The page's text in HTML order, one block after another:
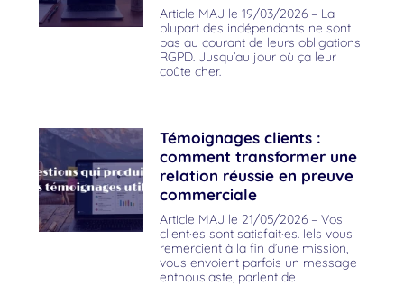
Article MAJ le 19/03/2026 – La
plupart des indépendants ne sont
pas au courant de leurs obligations
RGPD. Jusqu’au jour où ça leur
coûte cher.
Témoignages clients :
comment transformer une
relation réussie en preuve
commerciale
Article MAJ le 21/05/2026 – Vos
client·es sont satisfait·es. Iels vous
remercient à la fin d’une mission,
vous envoient parfois un message
enthousiaste, parlent de